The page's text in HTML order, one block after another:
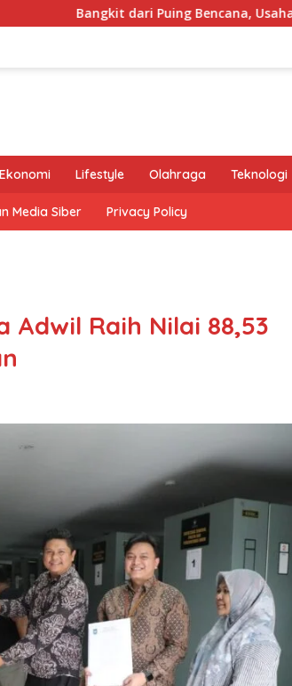
dari Puing Bencana, Usaha Mikro Mayasari
Ekonomi Lifestyle Olahraga Teknologi
Media Siber Privacy Policy
Adwil Raih Nilai 88,53